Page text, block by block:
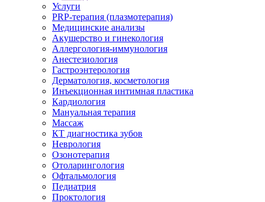
Услуги
PRP-терапия (плазмотерапия)
Медицинские анализы
Акушерство и гинекология
Аллергология-иммунология
Анестезиология
Гастроэнтерология
Дерматология, косметология
Инъекционная интимная пластика
Кардиология
Мануальная терапия
Массаж
КТ диагностика зубов
Неврология
Озонотерапия
Отоларингология
Офтальмология
Педиатрия
Проктология